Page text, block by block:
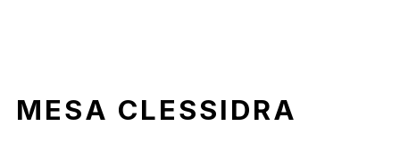
MESA CLESSIDRA